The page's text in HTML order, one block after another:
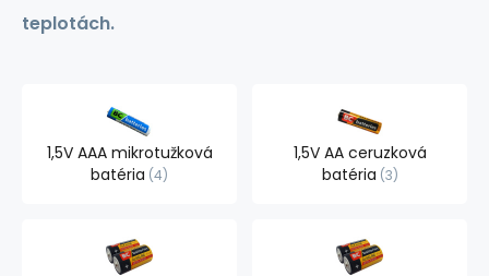
teplotách.
1,5V AAA mikrotužková
batéria 4
1,5V AA ceruzková
batéria 3